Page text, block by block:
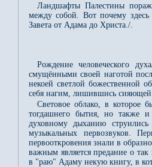
Ландшафты Палестины
между собой. Вот почему
Завета от Адама до Христа./.
Рождение человеческого
смущёнными своей наготой
некоей светлой божественной
себя нагим, лишившись сияющей
Световое облако, в которое
тогдашнего бытия, но также и
духовному дыханию
музыкальных первозвуков.
первооткровения знали в
важным является предание о
в "раю" Адаму некую книгу, в